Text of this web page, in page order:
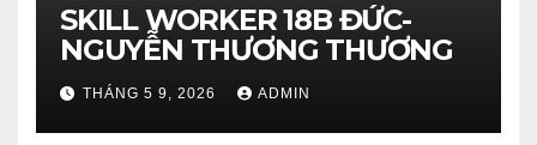
SKILL WORKER 18B ĐỨC-
NGUYỄN THƯƠNG THƯƠNG
THÁNG 5 9, 2026 ADMIN